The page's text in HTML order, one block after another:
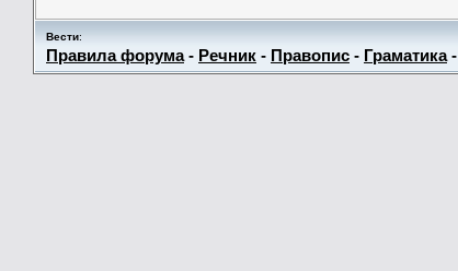
Вести:
Правила форума- Речник - Правопис - Граматика-